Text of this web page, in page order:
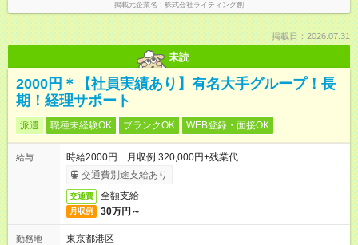
掲載元企業名 株式会社ライティング創
掲載日：2026.07.31
未読
2000円＊【社員実績あり】有名大手グループ！長
期！経理サポート
派遣 職種未経験OK ブランクOK WEB登録・面接OK
給与
時給2000円 月収例 320,000円+残業代
交通費別途支給あり
交通費 全額支給
月収例 30万円～
勤務地
東京都港区